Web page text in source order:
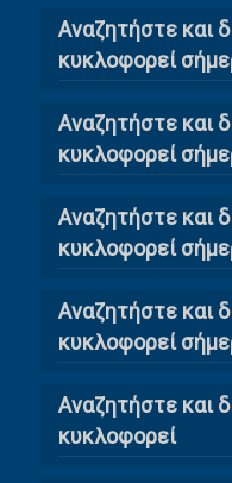
Αναζητήστε και
κυκλοφορεί
Αναζητήστε και
κυκλοφορεί
Αναζητήστε και
κυκλοφορεί
Αναζητήστε και
κυκλοφορεί
Αναζητήστε και
κυκλοφορεί